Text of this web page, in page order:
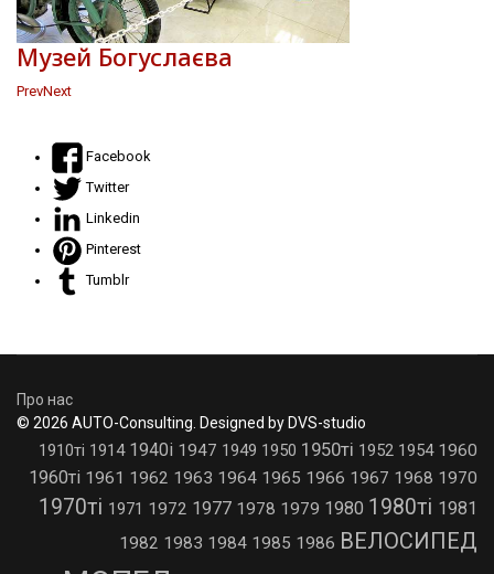
Музей Богуслаєва
PrevNext
Facebook
Twitter
Linkedin
Pinterest
Tumblr
Про нас
© 2026 AUTO-Consulting. Designed by DVS-studio
1910ті 1914 1940і 1947 1949 1950 1950ті 1952 1954 1960
1960ті 1961 1962 1963 1964 1965 1966 1967 1968 1970
1970ті 1971 1972 1977 1978 1979 1980 1980ті 1981
1982 1983 1984 1985 1986 ВЕЛОСИПЕД